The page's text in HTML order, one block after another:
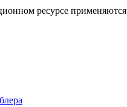
ресурсе применяются